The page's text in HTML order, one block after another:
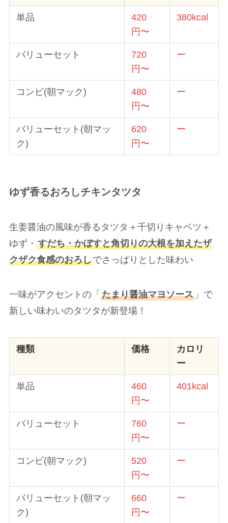
単品
420
円〜
380kcal
バリューセット
720
円〜
ー
コンビ(朝マック)
480
円〜
ー
バリューセット(朝マッ
ク)
620
円〜
ー
ゆず香るおろしチキンタツタ
生姜醤油の風味が香るタツタ＋千切りキャベツ＋
ゆず・ すだち・かぼすと角切りの大根を加えたザ
クザク食感のおろしでさっぱりとした味わい
一味がアクセントの「 たまり醤油マヨソース」で
新しい味わいのタツタが新登場！
種類 価格
カロリ
ー
単品
460
円〜
401kcal
バリューセット
760
円〜
ー
コンビ(朝マック)
520
円〜
ー
バリューセット(朝マッ
ク)
660
円〜
ー